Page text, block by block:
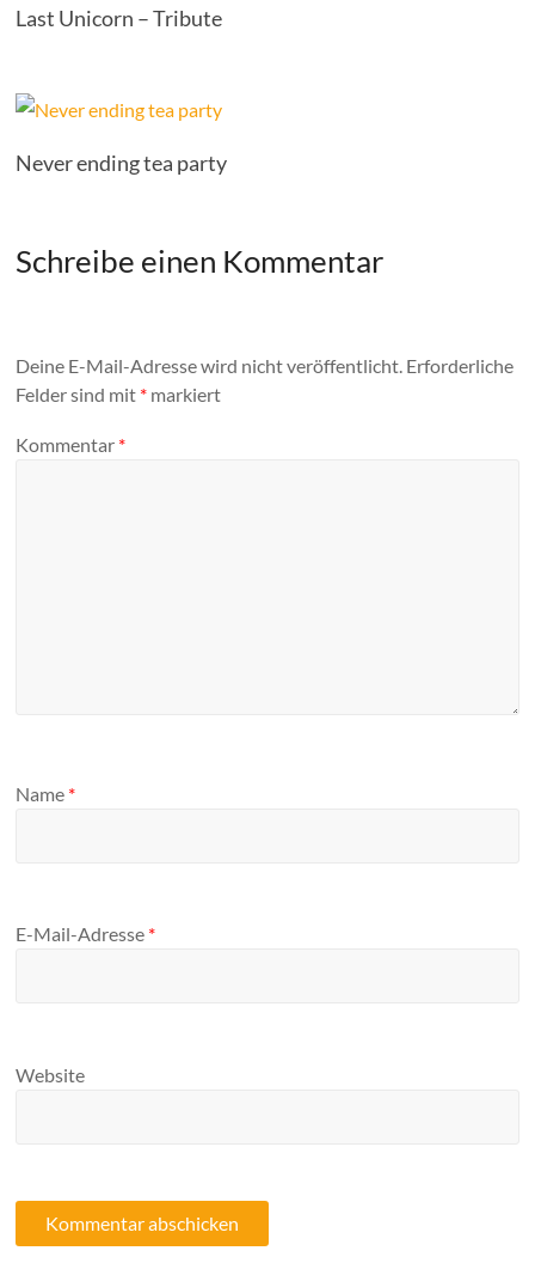
Last Unicorn – Tribute
Never ending tea party
Schreibe einen Kommentar
Deine E-Mail-Adresse wird nicht veröffentlicht. Erforderliche
Felder sind mit * markiert
Kommentar *
Name *
E-Mail-Adresse *
Website